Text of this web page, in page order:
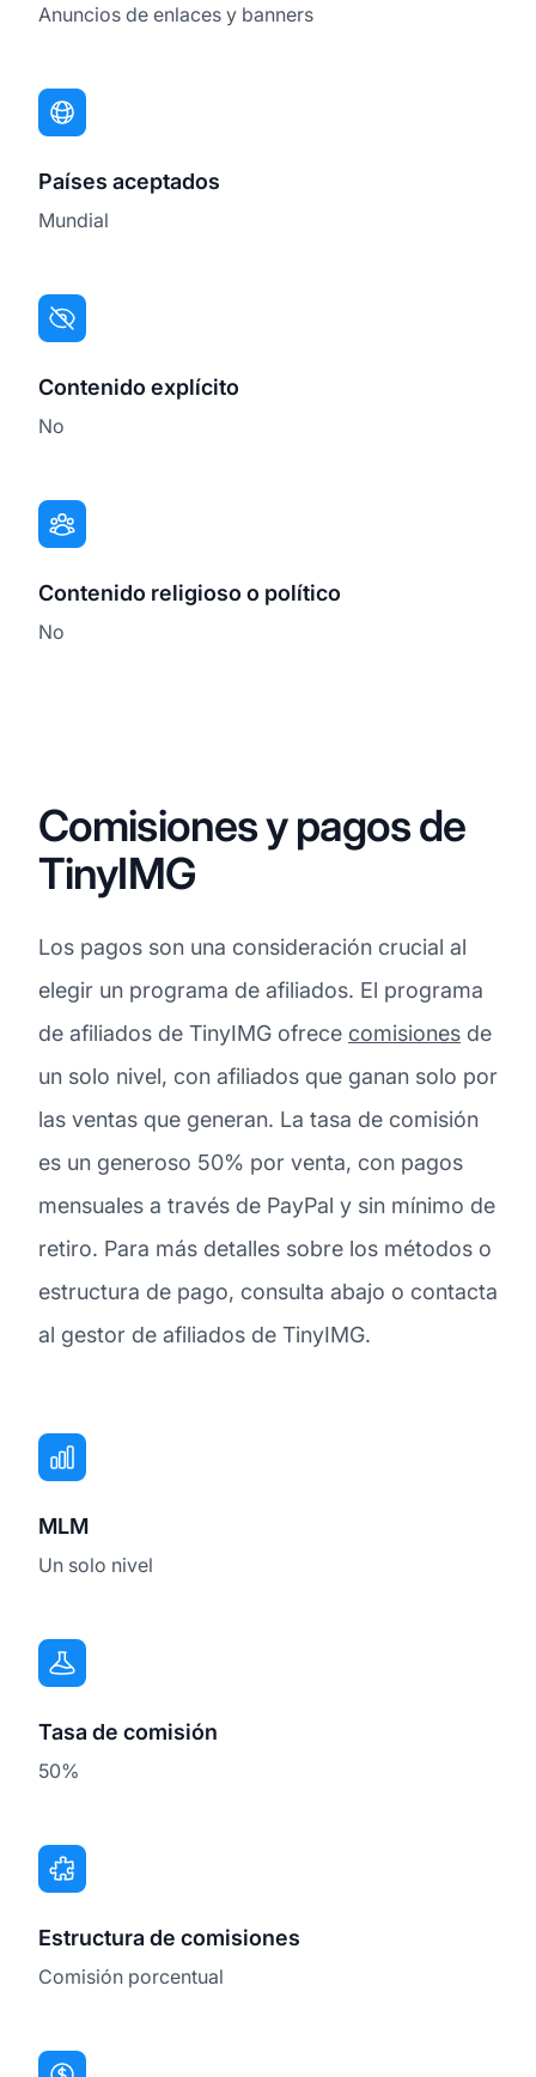
Anuncios de enlaces y banners
Países aceptados
Mundial
Contenido explícito
No
Contenido religioso o político
No
Comisiones y pagos de
TinyIMG
Los pagos son una consideración crucial al
elegir un programa de afiliados. El programa
de afiliados de TinyIMG ofrece comisiones de
un solo nivel, con afiliados que ganan solo por
las ventas que generan. La tasa de comisión
es un generoso 50% por venta, con pagos
mensuales a través de PayPal y sin mínimo de
retiro. Para más detalles sobre los métodos o
estructura de pago, consulta abajo o contacta
al gestor de afiliados de TinyIMG.
MLM
Un solo nivel
Tasa de comisión
50%
Estructura de comisiones
Comisión porcentual